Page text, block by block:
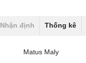
Nhận định Thống kê
Matus Maly